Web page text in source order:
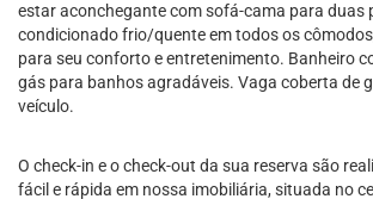
estar aconchegante com sofá-cama para duas
condicionado frio/quente em todos os
para seu conforto e entretenimento. Banheiro
gás para banhos agradáveis. Vaga coberta de
veículo.
O check-in e o check-out da sua reserva são
fácil e rápida em nossa imobiliária, situada no